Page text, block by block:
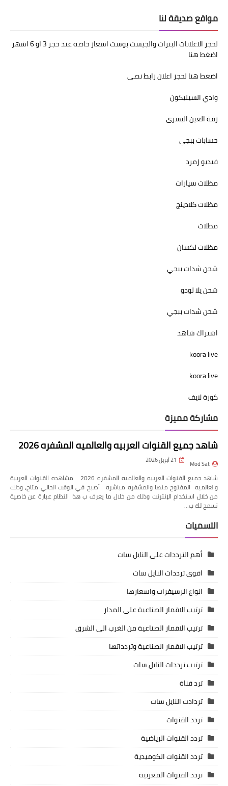
مواقع صديقة لنا
لحجز الاعلانات البنرات والجيست بوست اسعار خاصة عند حجز 3 او 6 اشهر
اضغط هنا
اضغط هنا لحجز اعلان رابط نصى
وادي السيليكون
رفة العين اليسرى
حسابات ببجي
فيديو زمرد
مظلات سيارات
مظلات كلادينج
مظلات
مظلات لكسان
شحن شدات ببجي
شحن يلا لودو
شحن شدات ببجي
اشتراك شاهد
koora live
koora live
كورة لايف
مشاركة مميزة
شاهد جميع القنوات العربيه والعالميه المشفره 2026
Mod Sat 21 أبريل 2026
شاهد جميع القنوات العربيه والعالميه المشفره 2026 مشاهده القنوات العربية
والعالميه المفتوح منها والمشفره مباشره أصبح في الوقت الحالي متاح، وذلك
من خلال استخدام الإنترنت وذلك من خلال ما يعرف ب هذا النظام عبارة عن خاصية
تسمح لك ب…
التسميات
أهم الترددات على النايل سات
اقوى ترددات النايل سات
انواع الرسيفرات واسعارها
ترتيب الاقمار الصناعية على المدار
ترتيب الاقمار الصناعية من الغرب الى الشرق
ترتيب الاقمار الصناعية وتردداتها
ترتيب ترددات النايل سات
ترد قناة
تردادت النايل سات
تردد القنوات
تردد القنوات الرياضية
تردد القنوات الكوميدية
تردد القنوات المغربية